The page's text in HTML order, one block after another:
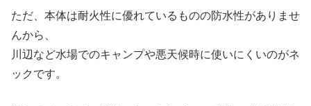
ただ、本体は耐火性に優れているものの防水性がありませ
んから、
川辺など水場でのキャンプや悪天候時に使いにくいのがネ
ックです。